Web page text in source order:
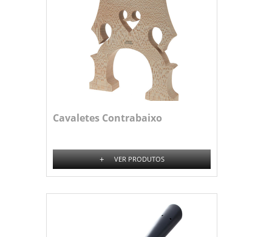
Cavaletes Contrabaixo
+ VER PRODUTOS